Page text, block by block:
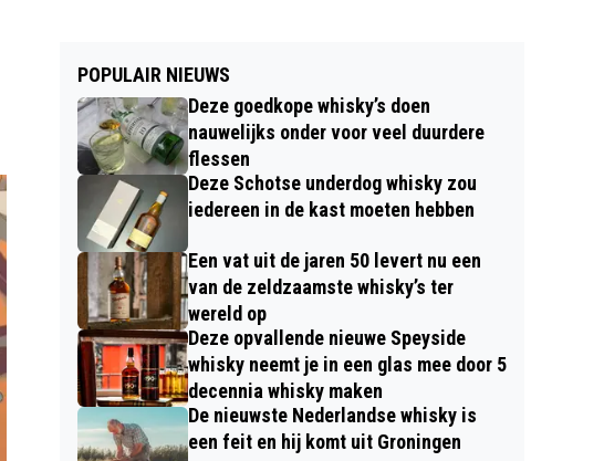
POPULAIR NIEUWS
Deze goedkope whisky’s doen
nauwelijks onder voor veel duurdere
flessen
Deze Schotse underdog whisky zou
iedereen in de kast moeten hebben
Een vat uit de jaren 50 levert nu een
van de zeldzaamste whisky’s ter
wereld op
Deze opvallende nieuwe Speyside
whisky neemt je in een glas mee door 5
decennia whisky maken
De nieuwste Nederlandse whisky is
een feit en hij komt uit Groningen